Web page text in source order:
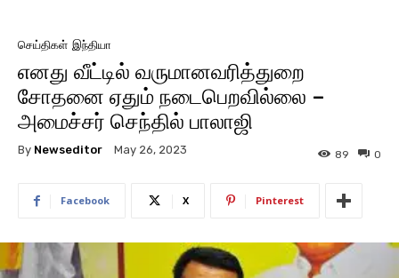
செய்திகள் இந்தியா
எனது வீட்டில் வருமானவரித்துறை
சோதனை ஏதும் நடைபெறவில்லை –
அமைச்சர் செந்தில் பாலாஜி
By Newseditor May 26, 2023 0
89
Facebook X Pinterest